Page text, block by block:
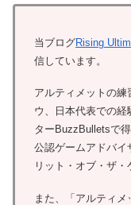
当ブログRising
信しています。
アルティメットの
ウ、日本代表での経
ターBuzzBulletsで
公認ゲームアドバイ
リット・オブ・ザ・
また、「アルティ